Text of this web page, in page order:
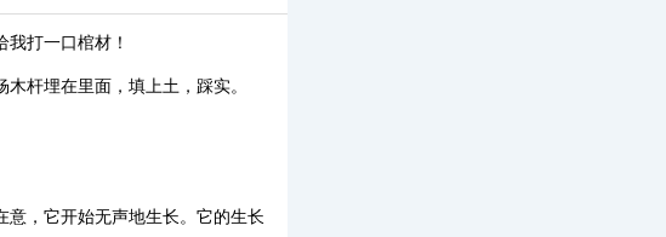
打一口棺材！
杆埋在里面，填上土，踩实。
意，它开始无声地生长。它的生长